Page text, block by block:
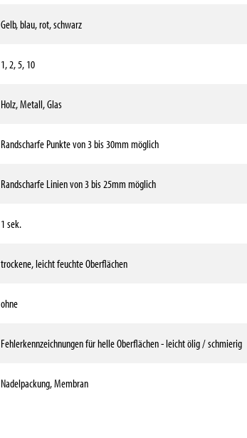
Gelb, blau, rot, schwarz
1, 2, 5, 10
Holz, Metall, Glas
Randscharfe Punkte von 3 bis 30mm möglich
Randscharfe Linien von 3 bis 25mm möglich
1 sek.
trockene, leicht feuchte Oberflächen
ohne
Fehlerkennzeichnungen für helle Oberflächen - leicht ölig / schmierig
Nadelpackung, Membran